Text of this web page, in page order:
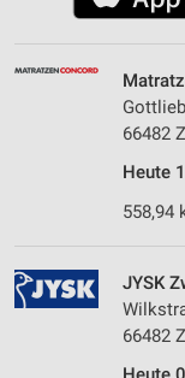
66482
Heute
558,94
JYSK
66482